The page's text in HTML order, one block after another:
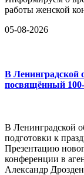
работы женской
05-08-2026
В Ленинградской
посвящённый
В Ленинградской
подготовки к
Презентацию
конференции в
Александр